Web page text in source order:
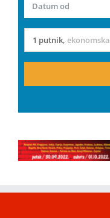
Datum od
1 putnik, ekonomska